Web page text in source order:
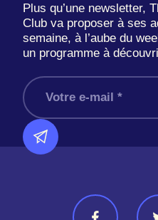
Plus qu’une newsletter,
Club va proposer à ses
semaine, à l’aube du
un programme à